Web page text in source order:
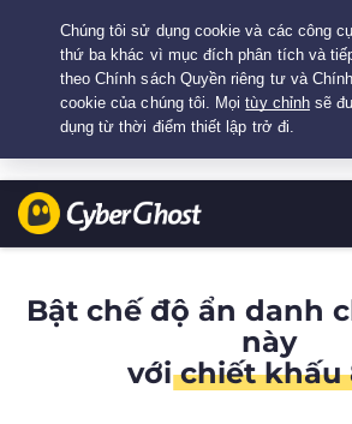
Your choice:The Best Dealfor
/month
Bật chế độ ẩn danh
này
vớichiết khấu